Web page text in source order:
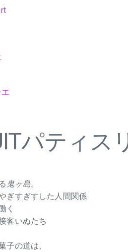
パティス
鬼ヶ島。
ぎすぎすした人間関係
く
客いぬたち
子の道は、